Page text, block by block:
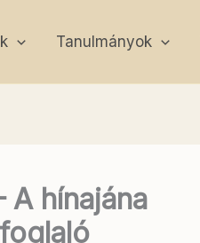
Tanulmányok
A hínajána